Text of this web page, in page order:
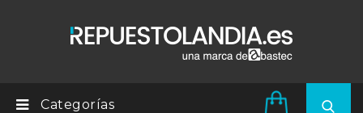
Categorías